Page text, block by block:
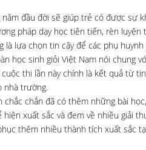
đầu đời sẽ giúp trẻ có được sự
pháp dạy học tiên tiến, rèn
lựa chọn tin cậy để các phụ
học sinh giỏi Việt Nam nói chung
thi lần này chính là kết quả từ
nhà trường.
chắn đã có thêm những bài
xuất sắc và đem về nhiều giải
thêm nhiều thành tích xuất sắc